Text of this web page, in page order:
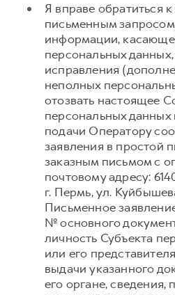
Я вправе обратиться
письменным
информации,
персональных
исправления
неполных
отозвать настоящее
персональных
подачи Оператору
заявления в простой
заказным письмом с
почтовому адресу:
г. Пермь, ул.
Письменное
№ основного
личность Субъекта
или его
выдачи указанного
его органе,